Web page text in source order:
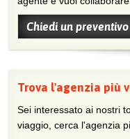
Chiedi un preventivo
Trova l'agenzia più
Sei interessato ai nostri
viaggio, cerca l'agenzia